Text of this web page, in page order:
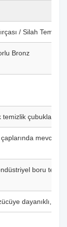
/ Silah Temizlik
Bronz
çubukları
mevcut
boru
dayanıklı,